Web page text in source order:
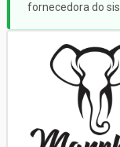
fornecedora do